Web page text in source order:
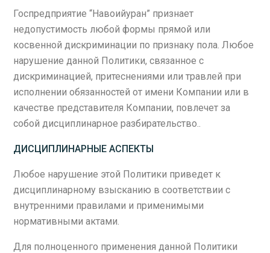
Госпредприятие “Навоийуран” признает
недопустимость любой формы прямой или
косвенной дискриминации по признаку пола. Любое
нарушение данной Политики, связанное с
дискриминацией, притеснениями или травлей при
исполнении обязанностей от имени Компании или в
качестве представителя Компании, повлечет за
собой дисциплинарное разбирательство..
ДИСЦИПЛИНАРНЫЕ АСПЕКТЫ
Любое нарушение этой Политики приведет к
дисциплинарному взысканию в соответствии с
внутренними правилами и применимыми
нормативными актами.
Для полноценного применения данной Политики